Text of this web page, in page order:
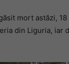
mort astăzi,
din Liguria,